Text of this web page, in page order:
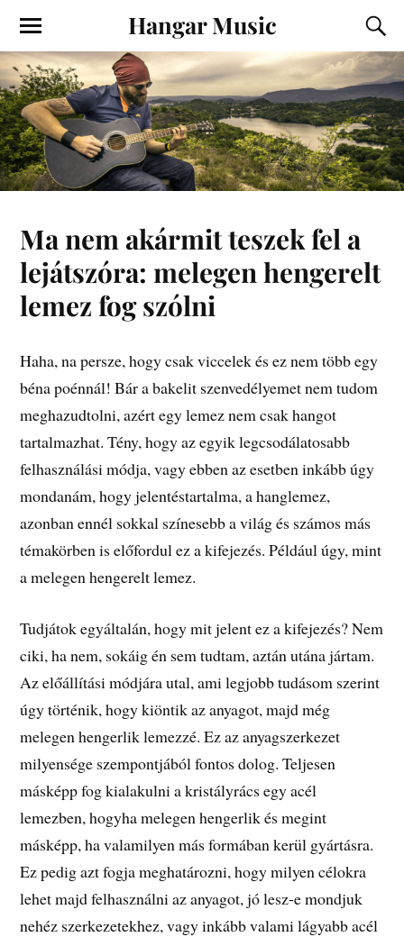
Hangar Music
Ma nem akármit teszek fel a
lejátszóra: melegen hengerelt
lemez fog szólni
Haha, na persze, hogy csak viccelek és ez nem több egy
béna poénnál! Bár a bakelit szenvedélyemet nem tudom
meghazudtolni, azért egy lemez nem csak hangot
tartalmazhat. Tény, hogy az egyik legcsodálatosabb
felhasználási módja, vagy ebben az esetben inkább úgy
mondanám, hogy jelentéstartalma, a hanglemez,
azonban ennél sokkal színesebb a világ és számos más
témakörben is előfordul ez a kifejezés. Például úgy, mint
a melegen hengerelt lemez.
Tudjátok egyáltalán, hogy mit jelent ez a kifejezés? Nem
ciki, ha nem, sokáig én sem tudtam, aztán utána jártam.
Az előállítási módjára utal, ami legjobb tudásom szerint
úgy történik, hogy kiöntik az anyagot, majd még
melegen hengerlik lemezzé. Ez az anyagszerkezet
milyensége szempontjából fontos dolog. Teljesen
másképp fog kialakulni a kristályrács egy acél
lemezben, hogyha melegen hengerlik és megint
másképp, ha valamilyen más formában kerül gyártásra.
Ez pedig azt fogja meghatározni, hogy milyen célokra
lehet majd felhasználni az anyagot, jó lesz-e mondjuk
nehéz szerkezetekhez, vagy inkább valami lágyabb acél